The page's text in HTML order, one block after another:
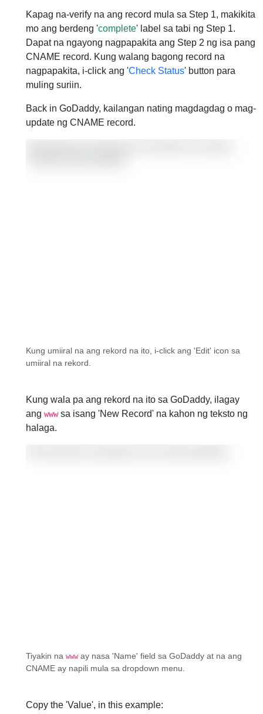
Kapag na-verify na ang record mula sa Step 1, makikita
mo ang berdeng 'complete' label sa tabi ng Step 1.
Dapat na ngayong nagpapakita ang Step 2 ng isa pang
CNAME record. Kung walang bagong record na
nagpapakita, i-click ang 'Check Status' button para
muling suriin.
Back in GoDaddy, kailangan nating magdagdag o mag-
update ng CNAME record.
Kung umiiral na ang rekord na ito, i-click ang 'Edit' icon sa
umiiral na rekord.
Kung wala pa ang rekord na ito sa GoDaddy, ilagay
ang wwwsa isang 'New Record' na kahon ng teksto ng
halaga.
Tiyakin na www ay nasa 'Name' field sa GoDaddy at na ang
CNAME ay napili mula sa dropdown menu.
Copy the 'Value', in this example: